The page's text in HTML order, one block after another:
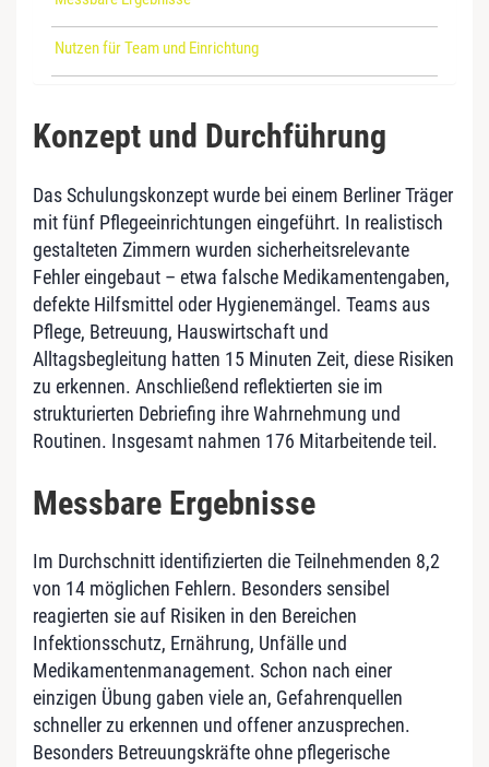
Nutzen für Team und Einrichtung
Konzept und Durchführung
Das Schulungskonzept wurde bei einem Berliner Träger
mit fünf Pflegeeinrichtungen eingeführt. In realistisch
gestalteten Zimmern wurden sicherheitsrelevante
Fehler eingebaut – etwa falsche Medikamentengaben,
defekte Hilfsmittel oder Hygienemängel. Teams aus
Pflege, Betreuung, Hauswirtschaft und
Alltagsbegleitung hatten 15 Minuten Zeit, diese Risiken
zu erkennen. Anschließend reflektierten sie im
strukturierten Debriefing ihre Wahrnehmung und
Routinen. Insgesamt nahmen 176 Mitarbeitende teil.
Messbare Ergebnisse
Im Durchschnitt identifizierten die Teilnehmenden 8,2
von 14 möglichen Fehlern. Besonders sensibel
reagierten sie auf Risiken in den Bereichen
Infektionsschutz, Ernährung, Unfälle und
Medikamentenmanagement. Schon nach einer
einzigen Übung gaben viele an, Gefahrenquellen
schneller zu erkennen und offener anzusprechen.
Besonders Betreuungskräfte ohne pflegerische